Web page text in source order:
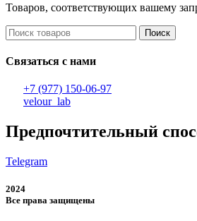
Товаров, соответствующих вашему
Поиск
Связаться с нами
+7 (977) 150-06-97
velour_lab
Предпочтительный
Telegram
2024
Все права защищены